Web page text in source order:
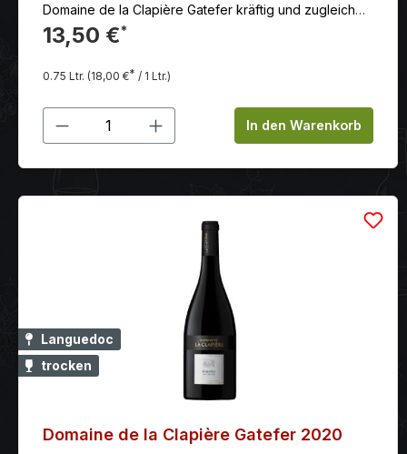
Domaine de la Clapière Gatefer kräftig und zugleich
mild, was unter anderem an den wunderbar
eingebundenen Tanninen liegt. Beim Abgang zeigt
sich der Gatefer sehr weich und lang.
13,50 €*
0.75 Ltr. (18,00 €* / 1 Ltr.)
Produkt Anzahl: Gib denIn den Warenkorb
Languedoc
trocken
Domaine de la Clapière Gatefer 2020